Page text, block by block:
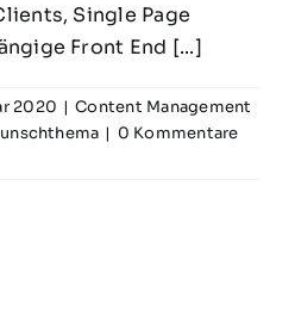
Single Page
Front End [...]
2020 | Content Management
| 0 Kommentare